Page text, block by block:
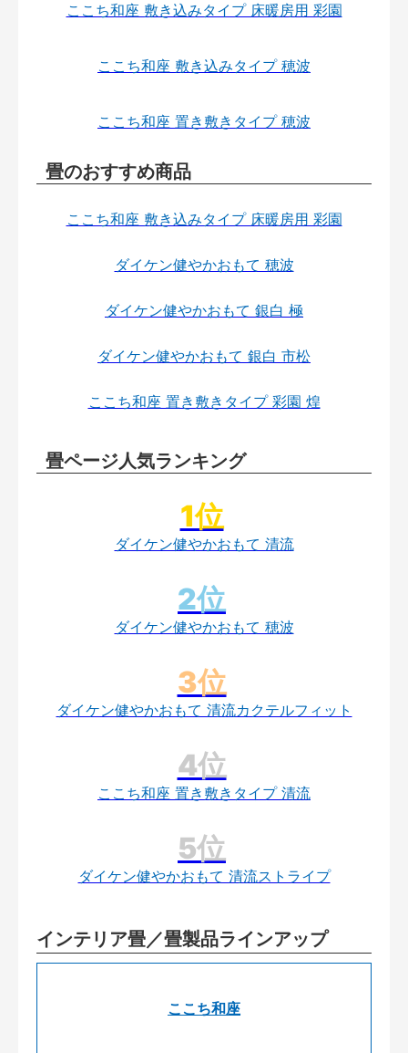
ここち和座 敷き込みタイプ 床暖房用 彩園
ここち和座 敷き込みタイプ 穂波
ここち和座 置き敷きタイプ 穂波
畳のおすすめ商品
ここち和座 敷き込みタイプ 床暖房用 彩園
ダイケン健やかおもて 穂波
ダイケン健やかおもて 銀白 極
ダイケン健やかおもて 銀白 市松
ここち和座 置き敷きタイプ 彩園 煌
畳ページ人気ランキング
ダイケン健やかおもて 清流
ダイケン健やかおもて 穂波
ダイケン健やかおもて 清流カクテルフィット
ここち和座 置き敷きタイプ 清流
ダイケン健やかおもて 清流ストライプ
インテリア畳／畳製品ラインアップ
ここち和座